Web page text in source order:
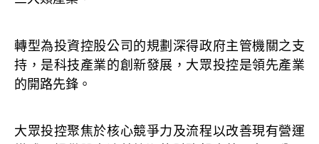
轉型為投資控股公司的規劃深得政府主管機關之支
持 ，是科技產業的創新發展，大眾投控是領先產業
的開路先鋒。
大眾投控聚焦於核心競爭力及流程以改善現有營運